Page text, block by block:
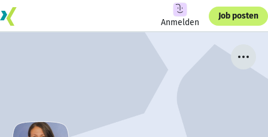
Anmelden
Job posten